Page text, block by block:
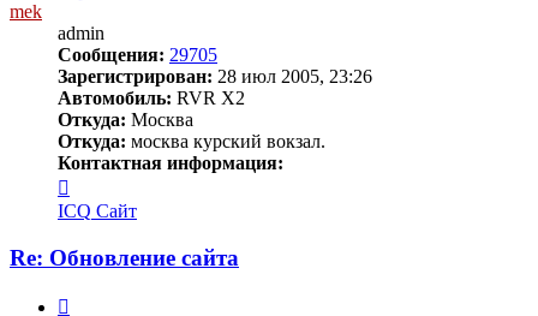
mek
admin
Сообщения: 29705
Зарегистрирован: 28 июл 2005, 23:26
Автомобиль: RVR X2
Откуда: Москва
Откуда: москва курский вокзал.
Контактная информация:
информация
пользователя
mek
ICQ Сайт
Re: Обновление сайта